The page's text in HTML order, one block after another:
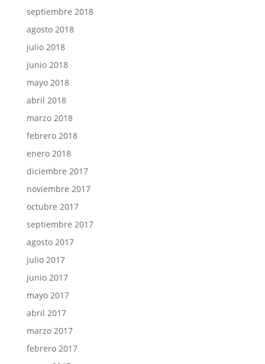
septiembre 2018
agosto 2018
julio 2018
junio 2018
mayo 2018
abril 2018
marzo 2018
febrero 2018
enero 2018
diciembre 2017
noviembre 2017
octubre 2017
septiembre 2017
agosto 2017
julio 2017
junio 2017
mayo 2017
abril 2017
marzo 2017
febrero 2017